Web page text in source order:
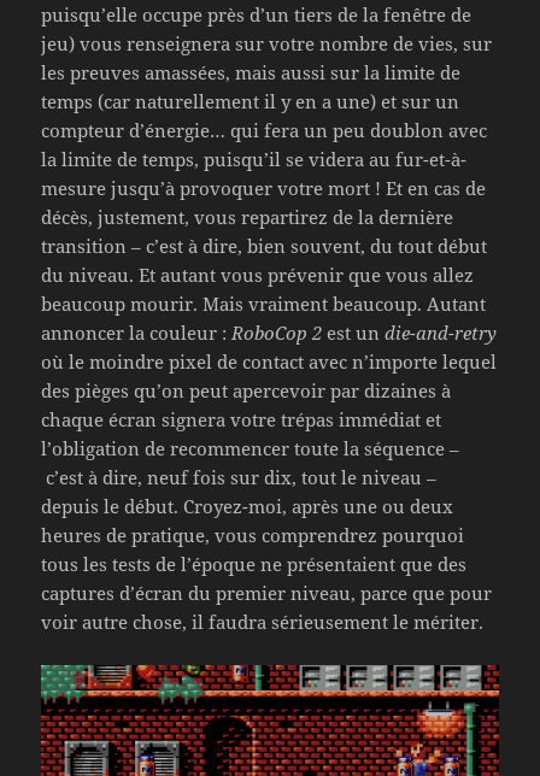
puisqu’elle occupe près d’un tiers de la fenêtre de
jeu) vous renseignera sur votre nombre de vies, sur
les preuves amassées, mais aussi sur la limite de
temps (car naturellement il y en a une) et sur un
compteur d’énergie… qui fera un peu doublon avec
la limite de temps, puisqu’il se videra au fur-et-à-
mesure jusqu’à provoquer votre mort ! Et en cas de
décès, justement, vous repartirez de la dernière
transition – c’est à dire, bien souvent, du tout début
du niveau. Et autant vous prévenir que vous allez
beaucoup mourir. Mais vraiment beaucoup. Autant
annoncer la couleur :RoboCop 2 est undie-and-retry
où le moindre pixel de contact avec n’importe lequel
des pièges qu’on peut apercevoir par dizaines à
chaque écran signera votre trépas immédiat et
l’obligation de recommencer toute la séquence –
c’est à dire, neuf fois sur dix, tout le niveau –
depuis le début. Croyez-moi, après une ou deux
heures de pratique, vous comprendrez pourquoi
tous les tests de l’époque ne présentaient que des
captures d’écran du premier niveau, parce que pour
voir autre chose, il faudra sérieusement le mériter.